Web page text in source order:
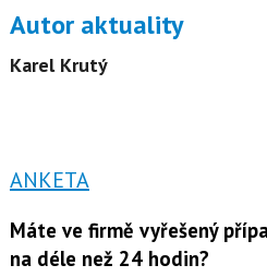
Autor aktuality
Karel Krutý
ANKETA
Máte ve firmě vyřešený
na déle než 24 hodin?